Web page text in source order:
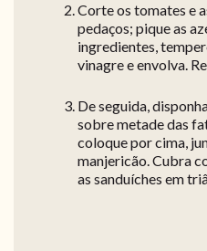
Corte os tomates e
pedaços; pique as
ingredientes,
vinagre e envolva.
De seguida,
sobre metade das
coloque por cima,
manjericão. Cubra
as sanduíches em